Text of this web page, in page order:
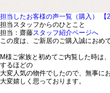
担当したお客様の声一覧（購入） 【
担当スタッフからのひとこと
担当：齋藤スタッフ紹介ページへ
この度は、ご新居のご購入誠におめ
M様ご家族と初めてご内覧した時は
するほどの
大変人気の物件でしたので、無事に
大変嬉しく思っております。